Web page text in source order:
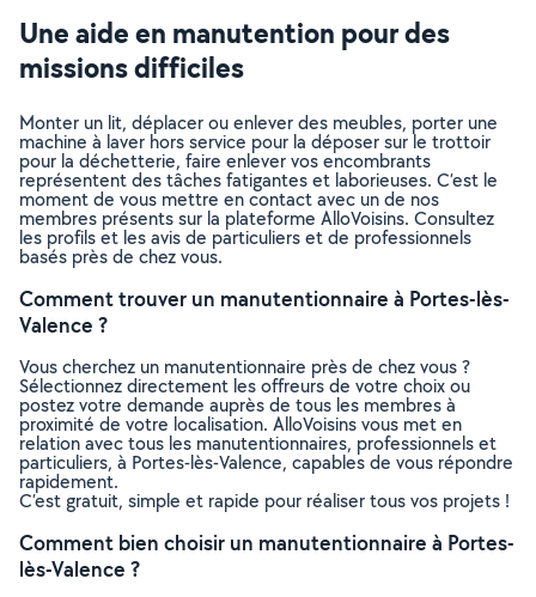
Une aide en manutention pour des
missions difficiles
Monter un lit, déplacer ou enlever des meubles, porter une
machine à laver hors service pour la déposer sur le trottoir
pour la déchetterie, faire enlever vos encombrants
représentent des tâches fatigantes et laborieuses. C’est le
moment de vous mettre en contact avec un de nos
membres présents sur la plateforme AlloVoisins. Consultez
les profils et les avis de particuliers et de professionnels
basés près de chez vous.
Comment trouver un manutentionnaire à Portes-lès-
Valence ?
Vous cherchez un manutentionnaire près de chez vous ?
Sélectionnez directement les offreurs de votre choix ou
postez votre demande auprès de tous les membres à
proximité de votre localisation. AlloVoisins vous met en
relation avec tous les manutentionnaires, professionnels et
particuliers, à Portes-lès-Valence, capables de vous répondre
rapidement.
C’est gratuit, simple et rapide pour réaliser tous vos projets !
Comment bien choisir un manutentionnaire à Portes-
lès-Valence ?